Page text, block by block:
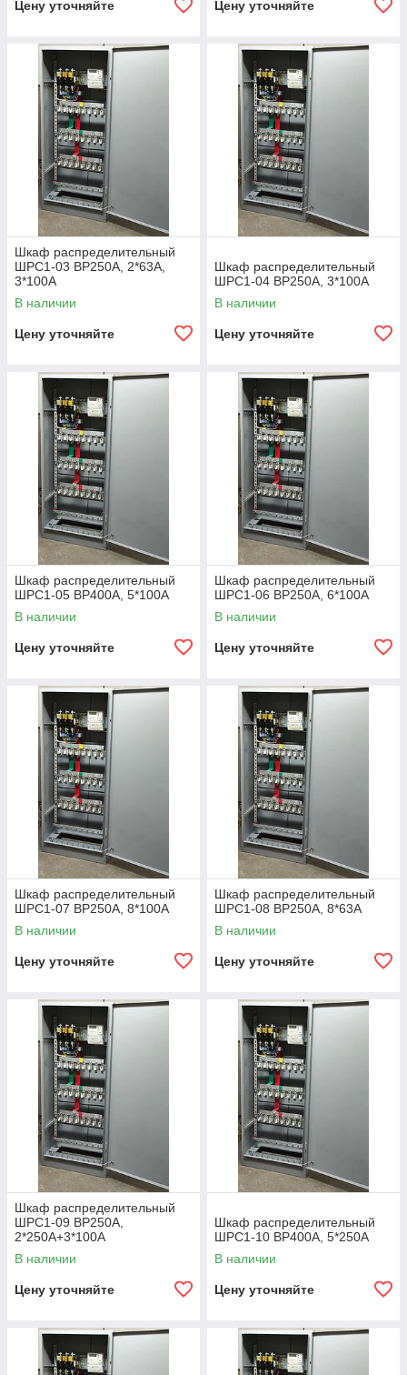
Цену уточняйте Цену уточняйте
Шкаф распределительный
ШРС1-03 ВР250А, 2*63А,
3*100А
В наличии
Цену уточняйте
Шкаф распределительный
ШРС1-04 ВР250А, 3*100А
В наличии
Цену уточняйте
Шкаф распределительный
ШРС1-05 ВР400А, 5*100А
В наличии
Цену уточняйте
Шкаф распределительный
ШРС1-06 ВР250А, 6*100А
В наличии
Цену уточняйте
Шкаф распределительный
ШРС1-07 ВР250А, 8*100А
В наличии
Цену уточняйте
Шкаф распределительный
ШРС1-08 ВР250А, 8*63А
В наличии
Цену уточняйте
Шкаф распределительный
ШРС1-09 ВР250А,
2*250А+3*100А
В наличии
Цену уточняйте
Шкаф распределительный
ШРС1-10 ВР400А, 5*250А
В наличии
Цену уточняйте